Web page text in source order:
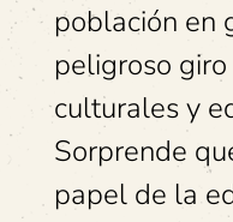
población en
peligroso
culturales y
Sorprende
papel de la